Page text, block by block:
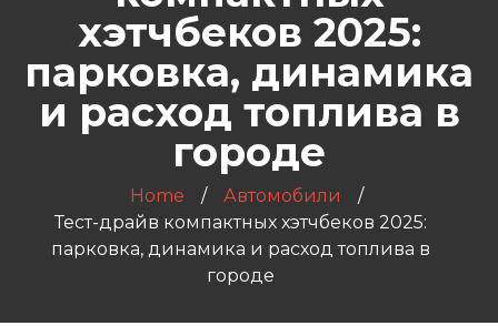
хэтчбеков 2025:
парковка, динамика
и расход топлива в
городе
Home
Автомобили
Тест-драйв компактных хэтчбеков 2025:
парковка, динамика и расход топлива в
городе